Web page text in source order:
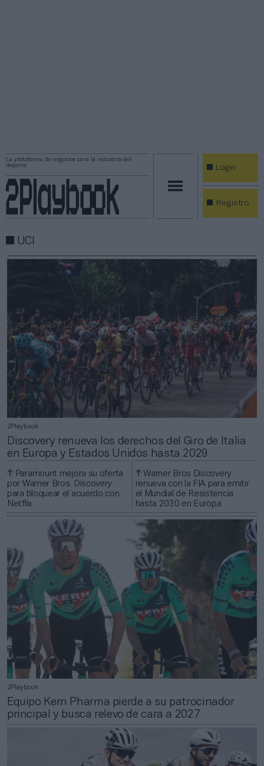
La plataforma de negocios para la industria del
deporte
Login
Registro
UCI
2Playbook
Discovery renueva los derechos del Giro de Italia
en Europa y Estados Unidos hasta 2029
Paramount mejora su oferta
por Warner Bros. Discovery
para bloquear el acuerdo con
Netflix
Warner Bros Discovery
renueva con la FIA para emitir
el Mundial de Resistencia
hasta 2030 en Europa
2Playbook
Equipo Kern Pharma pierde a su patrocinador
principal y busca relevo de cara a 2027